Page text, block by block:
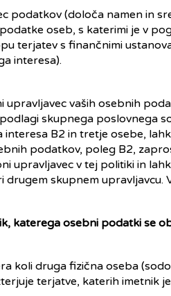
podatkov (določa namen in
oseb, s katerimi je v
terjatev s finančnimi
interesa).
upravljavec vaših osebnih
skupnega poslovnega
B2 in tretje osebe,
podatkov, poleg B2,
upravljavec v tej politiki in
skupnem upravljavcu.
katerega osebni podatki se
koli druga fizična oseba
terjatve, katerih imetnik